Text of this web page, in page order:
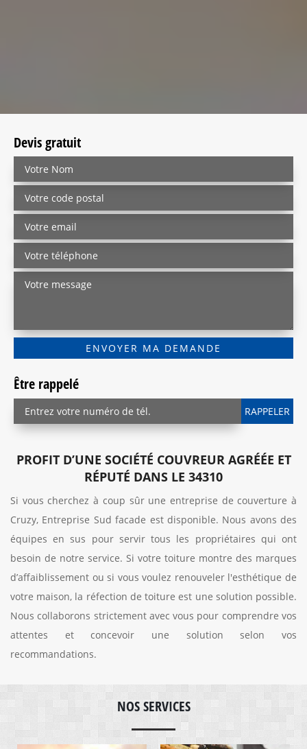
Devis gratuit
Être rappelé
PROFIT D’UNE SOCIÉTÉ COUVREUR AGRÉÉE ET
RÉPUTÉ DANS LE 34310
Si vous cherchez à coup sûr une entreprise de couverture à
Cruzy, Entreprise Sud facade est disponible. Nous avons des
équipes en sus pour servir tous les propriétaires qui ont
besoin de notre service. Si votre toiture montre des marques
d’affaiblissement ou si vous voulez renouveler l'esthétique de
votre maison, la réfection de toiture est une solution possible.
Nous collaborons strictement avec vous pour comprendre vos
attentes et concevoir une solution selon vos
recommandations.
NOS SERVICES